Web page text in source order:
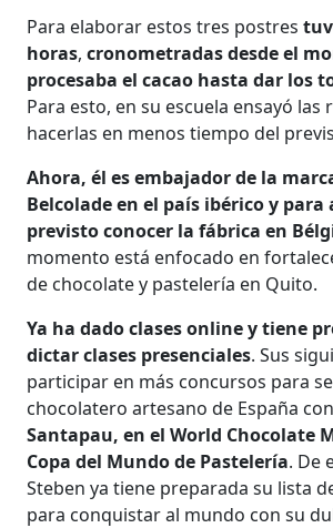
Para elaborar estos tres postres
horas,cronometradas desde el
procesaba el cacao hasta dar los
Para esto, en su escuela ensayó las
hacerlas en menos tiempo del
Ahora, él es embajador de la
Belcolade en el país ibérico y
previsto conocer la fábrica en
momento está enfocado en
de chocolate y pastelería en Quito.
Ya ha dado clases online y tiene
dictar clases presenciales. Sus
participar en más concursos para
chocolatero artesano de España
Santapau, en el World Chocolate
Copa del Mundo de Pastelería. De
Steben ya tiene preparada su lista
para conquistar al mundo con su